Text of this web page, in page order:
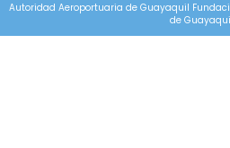
Autoridad Aeroportuaria de Guayaquil
de